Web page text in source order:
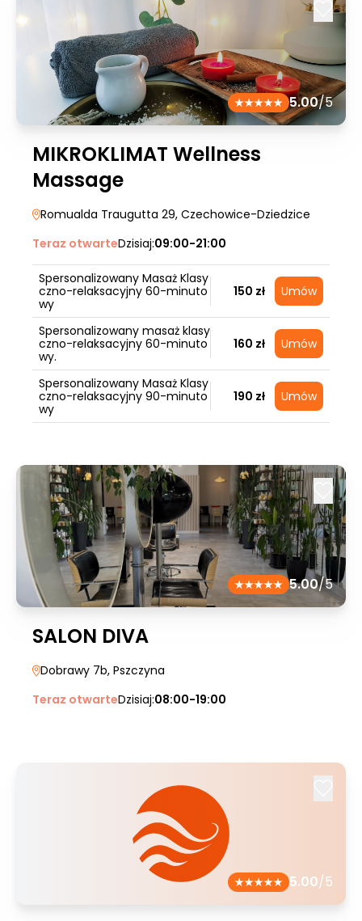
5.00/5
MIKROKLIMAT Wellness
Massage
Romualda Traugutta 29, Czechowice-Dziedzice
Teraz otwarteDzisiaj:09:00-21:00
Spersonalizowany Masaż Klasy
czno-relaksacyjny 60-minuto
wy
150 zł Umów
Spersonalizowany masaż klasy
czno-relaksacyjny 60-minuto
wy.
160 zł Umów
Spersonalizowany Masaż Klasy
czno-relaksacyjny 90-minuto
wy
190 zł Umów
5.00/5
SALON DIVA
Dobrawy 7b, Pszczyna
Teraz otwarteDzisiaj:08:00-19:00
5.00/5